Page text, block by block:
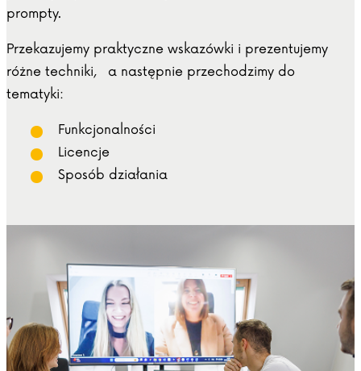
prompty.
Przekazujemy praktyczne wskazówki i prezentujemy
różne techniki, a następnie przechodzimy do
tematyki:
Funkcjonalności
Licencje
Sposób działania